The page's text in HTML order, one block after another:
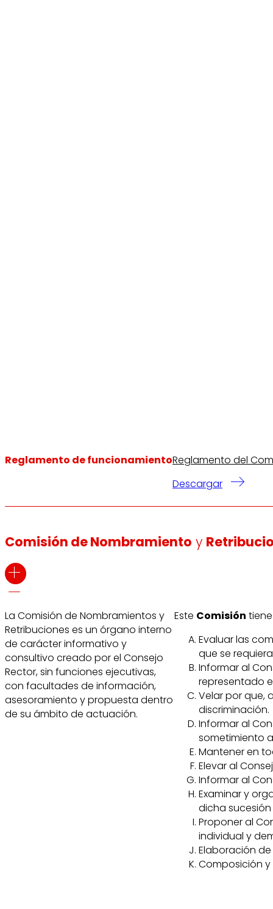
Reglamento de funcionamientoReglamento del
Descargar
Comisión de Nombramiento y
La Comisión de Nombramientos y
Retribuciones es un órgano interno
de carácter informativo y
consultivo creado por el Consejo
Rector, sin funciones ejecutivas,
con facultades de información,
asesoramiento y propuesta dentro
de su ámbito de actuación.
Este Comisión
Evaluar las
que se
Informar al
representado
Velar por que,
discriminación.
Informar al
sometimiento
Mantener en
Elevar al
Informar al
Examinar y
dicha
Proponer al
individual y
Elaboración
Composición